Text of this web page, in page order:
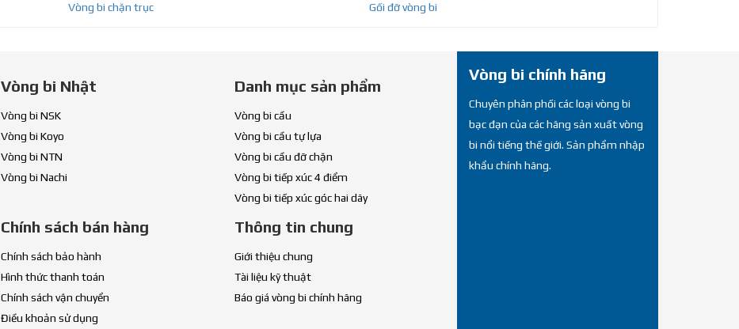
Vòng bi chặn trục Gối đỡ vòng bi
Vòng bi Nhật
Vòng bi NSK
Vòng bi Koyo
Vòng bi NTN
Vòng bi Nachi
Danh mục sản phẩm
Vòng bi cầu
Vòng bi cầu tự lựa
Vòng bi cầu đỡ chặn
Vòng bi tiếp xúc 4 điểm
Vòng bi tiếp xúc góc hai dãy
Chính sách bán hàng
Chính sách bảo hành
Hình thức thanh toán
Chính sách vận chuyển
Điều khoản sử dụng
Thông tin chung
Giới thiệu chung
Tài liệu kỹ thuật
Báo giá vòng bi chính hãng
Vòng bi chính hãng
Chuyên phân phối các loại vòng bi
bạc đạn của các hãng sản xuất vòng
bi nổi tiếng thế giới. Sản phẩm nhập
khẩu chính hãng.